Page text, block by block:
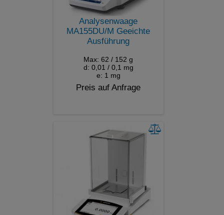
Analysenwaage
MA155DU/M Geeichte
Ausführung
Max: 62 / 152 g
d: 0,01 / 0,1 mg
e: 1 mg
Preis auf Anfrage